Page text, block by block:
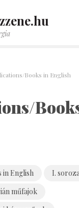
Books in English
in English
I.
műfajok